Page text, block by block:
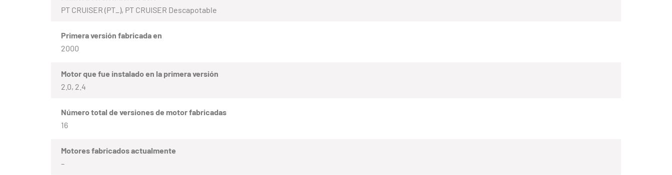
PT CRUISER (PT_), PT CRUISER Descapotable
Primera versión fabricada en
2000
Motor que fue instalado en la primera versión
2.0, 2.4
Número total de versiones de motor fabricadas
16
Motores fabricados actualmente
–